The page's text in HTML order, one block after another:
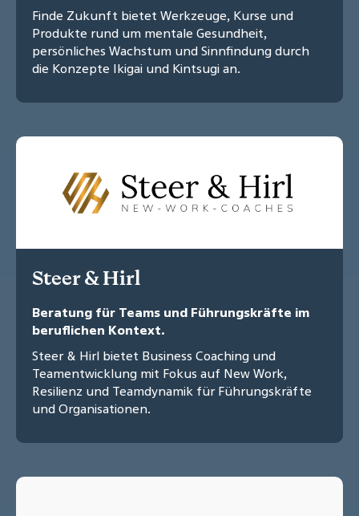
Finde Zukunft bietet Werkzeuge, Kurse und
Produkte rund um mentale Gesundheit,
persönliches Wachstum und Sinnfindung durch
die Konzepte Ikigai und Kintsugi an.
Steer & Hirl
Beratung für Teams und Führungskräfte im
beruflichen Kontext.
Steer & Hirl bietet Business Coaching und
Teamentwicklung mit Fokus auf New Work,
Resilienz und Teamdynamik für Führungskräfte
und Organisationen.